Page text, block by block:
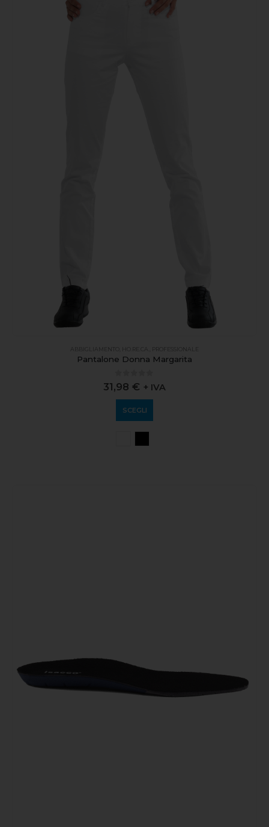
ABBIGLIAMENTO HO.RE.CA. PROFESSIONALE
Pantalone Donna Margarita
0out of 5
31,98 € + IVA
SCEGLI